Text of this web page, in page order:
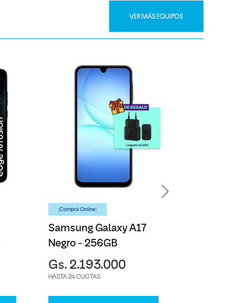
VER MÁS EQUIPOS
¡Comprá Online!
Samsung Galaxy A17
Negro - 256GB
Gs. 2.193.000
HASTA 24 CUOTAS